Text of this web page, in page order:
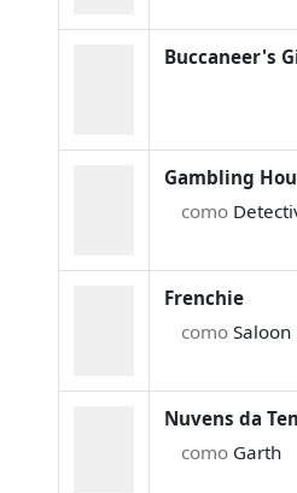
Buccaneer's
Gambling
como
Frenchie
como
Nuvens da
como Garth